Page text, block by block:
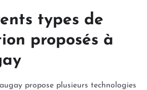
types de
proposés à
propose plusieurs technologies